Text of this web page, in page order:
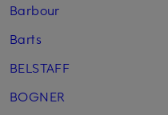
Barbour
Barts
BELSTAFF
BOGNER